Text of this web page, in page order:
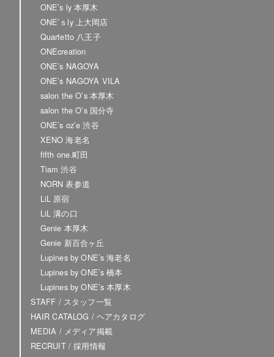
ONE’s ly 本厚木
ONE’ｓly 上大岡店
Quartetto 八王子
ONEcreation
ONE’s NAGOYA
ONE’s NAGOYA VILA
salon the O’s 本厚木
salon the O’s 国分寺
ONE’s oz’e 渋谷
XENO 海老名
fifth one.町田
Tiam 渋谷
NORN 表参道
LiL 原宿
LiL 溝の口
Genie 本厚木
Genie 新百合ヶ丘
Lupines by ONE’s 海老名
Lupines by ONE’s 橋本
Lupines by ONE’s 本厚木
STAFF / スタッフ一覧
HAIR CATALOG / ヘアカタログ
MEDIA / メディア掲載
RECRUIT / 採用情報